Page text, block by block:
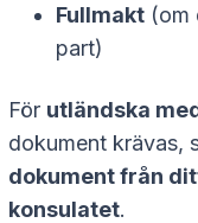
Fullmakt (om
part)
För utländska
dokument krävas,
dokument från
konsulatet.